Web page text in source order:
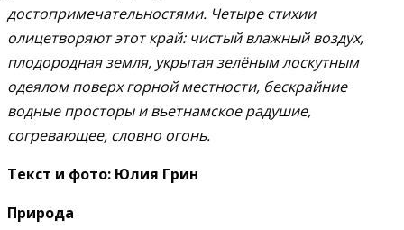
достопримечательностями. Четыре стихии
олицетворяют этот край: чистый влажный воздух,
плодородная земля, укрытая зелёным лоскутным
одеялом поверх горной местности, бескрайние
водные просторы и вьетнамское радушие,
согревающее, словно огонь.
Текст и фото: Юлия Грин
Природа